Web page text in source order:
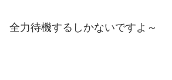
全力待機するしかないですよ～